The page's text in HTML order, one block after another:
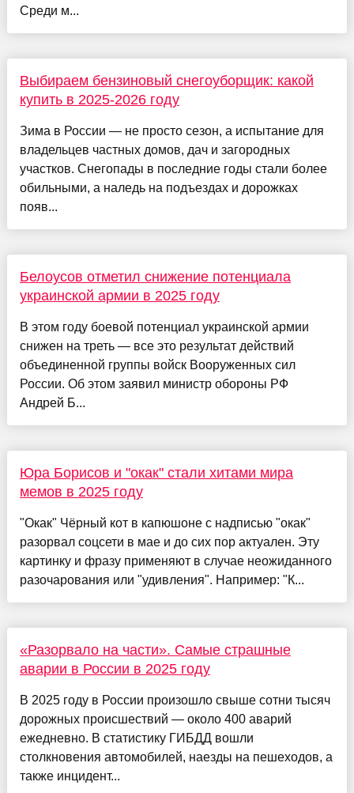
Среди м...
Выбираем бензиновый снегоуборщик: какой
купить в 2025-2026 году
Зима в России — не просто сезон, а испытание для
владельцев частных домов, дач и загородных
участков. Снегопады в последние годы стали более
обильными, а наледь на подъездах и дорожках
появ...
Белоусов отметил снижение потенциала
украинской армии в 2025 году
В этом году боевой потенциал украинской армии
снижен на треть — все это результат действий
объединенной группы войск Вооруженных сил
России. Об этом заявил министр обороны РФ
Андрей Б...
Юра Борисов и "окак" стали хитами мира
мемов в 2025 году
"Окак" Чёрный кот в капюшоне с надписью "окак"
разорвал соцсети в мае и до сих пор актуален. Эту
картинку и фразу применяют в случае неожиданного
разочарования или "удивления". Например: "К...
«Разорвало на части». Самые страшные
аварии в России в 2025 году
В 2025 году в России произошло свыше сотни тысяч
дорожных происшествий — около 400 аварий
ежедневно. В статистику ГИБДД вошли
столкновения автомобилей, наезды на пешеходов, а
также инцидент...